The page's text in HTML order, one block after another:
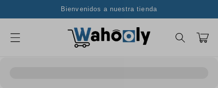
al contenido
Bienvenidos a nuestra tienda
Carrito